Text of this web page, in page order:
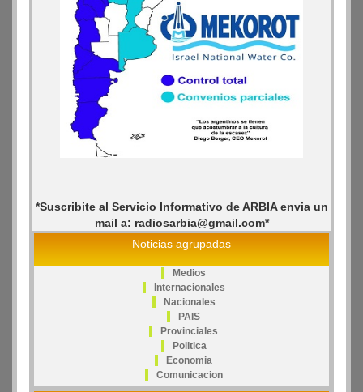
*Suscribite al Servicio Informativo de ARBIA envia un
mail a: radiosarbia@gmail.com*
Noticias agrupadas
Medios
Internacionales
Nacionales
PAIS
Provinciales
Politica
Economia
Comunicacion